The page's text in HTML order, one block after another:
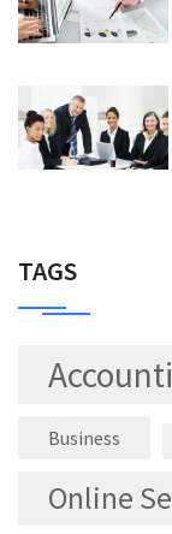
TAGS
Business
Online